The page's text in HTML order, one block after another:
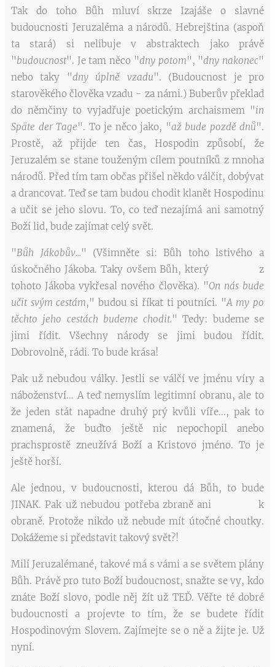
Tak do toho Bůh mluví skrze Izajáše o slavné
budoucnosti Jeruzaléma a národů. Hebrejština (aspoň
ta stará) si nelibuje v abstraktech jako právě
"budoucnost". Je tam něco "dny potom", "dny nakonec"
nebo taky "dny úplně vzadu". (Budoucnost je pro
starověkého člověka vzadu - za námi.) Buberův překlad
do němčiny to vyjadřuje poetickým archaismem "in
Späte der Tage". To je něco jako, "až bude pozdě dnů".
Prostě, až přijde ten čas, Hospodin způsobí, že
Jeruzalém se stane touženým cílem poutníků z mnoha
národů. Před tím tam občas přišel někdo válčit, dobývat
a drancovat. Teď se tam budou chodit klanět Hospodinu
a učit se jeho slovu. To, co teď nezajímá ani samotný
Boží lid, bude zajímat celý svět.
"Bůh Jákobův..." (Všimněte si: Bůh toho lstivého a
úskočného Jákoba. Taky ovšem Bůh, který z
tohoto Jákoba vykřesal nového člověka). "On nás bude
učit svým cestám," budou si říkat ti poutníci. "A my po
těchto jeho cestách budeme chodit." Tedy: budeme se
jimi řídit. Všechny národy se jimi budou řídit.
Dobrovolně, rádi. To bude krása!
Pak už nebudou války. Jestli se válčí ve jménu víry a
náboženství... A teď nemyslím legitimní obranu, ale to
že jeden stát napadne druhý prý kvůli víře..., pak to
znamená, že buďto ještě nic nepochopil anebo
prachsprostě zneužívá Boží a Kristovo jméno. To je
ještě horší.
Ale jednou, v budoucnosti, kterou dá Bůh, to bude
JINAK. Pak už nebudou potřeba zbraně ani k
obraně. Protože nikdo už nebude mít útočné choutky.
Dokážeme si představit takový svět?!
Milí Jeruzalémané, takové má s vámi a se světem plány
Bůh. Právě pro tuto Boží budoucnost, snažte se vy, kdo
znáte Boží slovo, podle něj žít už TEĎ. Věřte té dobré
budoucnosti a projevte to tím, že se budete řídit
Hospodinovým Slovem. Zajímejte se o ně a žijte je. Už
nyní.